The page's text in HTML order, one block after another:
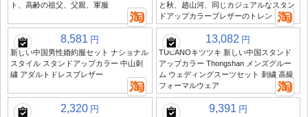
ト、高齢の祖父、父親、軍服
と秋、趙山河、同じカジュアルなスタン
ドアップカラーブレザーのトレンド
8,581 円
新しい中国男性婚約服セット ナショナル
スタイル スタンドアップカラー 中山刺
繍 アダルトドレスブレザー
13,082 円
TUCANOキツツキ 新しい中国スタンド
アップカラー Thongshan メンズグルー
ム ウェディングスーツセット 刺繍 高級
フォーマルウェア
2,320 円 9,391 円